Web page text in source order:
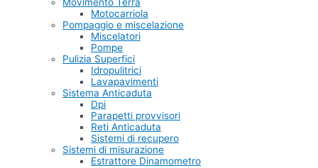
Motocarriola
Pompaggio e miscelazione
Miscelatori
Pompe
Pulizia Superfici
Idropulitrici
Lavapavimenti
Sistema Anticaduta
Dpi
Parapetti provvisori
Reti Anticaduta
Sistemi di recupero
Sistemi di misurazione
Estrattore Dinamometro